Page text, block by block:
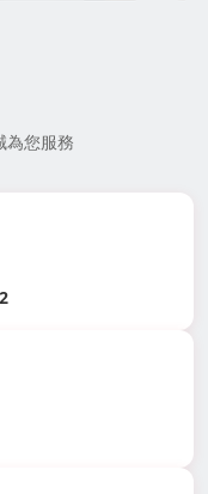
為您服務